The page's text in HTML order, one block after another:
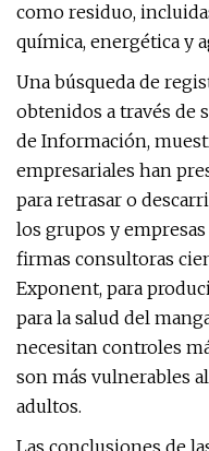
como residuo,
química, energética y
Una búsqueda de
obtenidos a través de
de Información,
empresariales han
para retrasar o
los grupos y
firmas consultoras
Exponent, para
para la salud del
necesitan controles
son más vulnerables
adultos.
Las conclusiones de